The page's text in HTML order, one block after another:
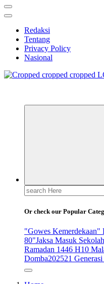
Redaksi
Tentang
Privacy Policy
Nasional
Search
for:
Or check our Popular
"Gowes
80"Jaksa Masuk
Ramadan 1446 H10
Domba202521